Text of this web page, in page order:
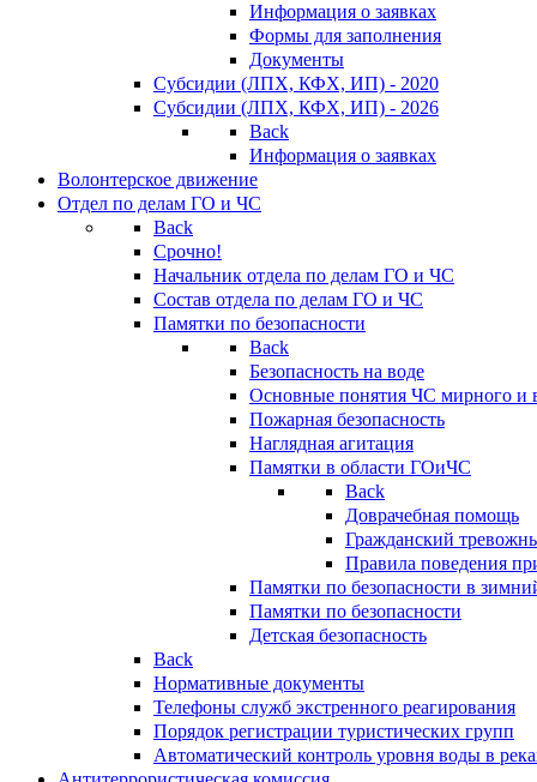
Информация о заявках
Формы для заполнения
Документы
Субсидии (ЛПХ, КФХ, ИП) - 2020
Субсидии (ЛПХ, КФХ, ИП) - 2026
Back
Информация о заявках
Волонтерское движение
Отдел по делам ГО и ЧС
Back
Срочно!
Начальник отдела по делам ГО и ЧС
Состав отдела по делам ГО и ЧС
Памятки по безопасности
Back
Безопасность на воде
Основные понятия ЧС мирного и
Пожарная безопасность
Наглядная агитация
Памятки в области ГОиЧС
Back
Доврачебная помощь
Гражданский
Правила поведения
Памятки по безопасности в
Памятки по безопасности
Детская безопасность
Back
Нормативные документы
Телефоны служб экстренного реагирования
Порядок регистрации туристических групп
Автоматический контроль уровня воды в